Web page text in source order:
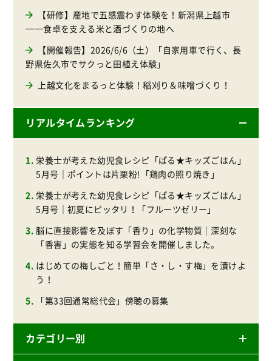
【研修】産地で五感震わす体験を！新潟県上越市
──食卓を支える米と酒づくりの地へ
【開催報告】2026/6/6（土）「自家用車で行く、長
野県佐久市でサクっと田植え体験」
上越文化をまるっと体験！稲刈り＆味噌づくり！
リアルタイムランキング
栄養士が考えた幼児食レシピ「ぱる★キッズごはん」
5月号｜ポイントは片栗粉!「鶏肉の照り焼き」
栄養士が考えた幼児食レシピ「ぱる★キッズごはん」
5月号｜初夏にピッタリ！「フルーツゼリー」
脳に直接影響を及ぼす「香り」の化学物質｜深刻な
「香害」の実態を知る学習会を開催しました。
はじめての梅しごと！簡単「さ・し・す梅」を漬けよ
う！
「第33回通常総代会」傍聴の募集
カテゴリー別